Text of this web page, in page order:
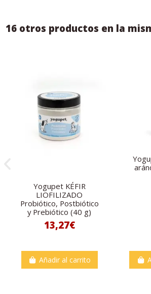
16 otros productos en la
Yogupet KÉFIR
LIOFILIZADO
Probiótico, Postbiótico
y Prebiótico (40 g)
13,27€
Añadir al carrito